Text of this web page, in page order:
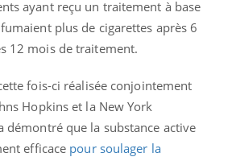
ayant reçu un traitement à base
plus de cigarettes après 6
12 mois de traitement.
fois-ci réalisée conjointement
Hopkins et la New York
démontré que la substance active
efficace pour soulager la